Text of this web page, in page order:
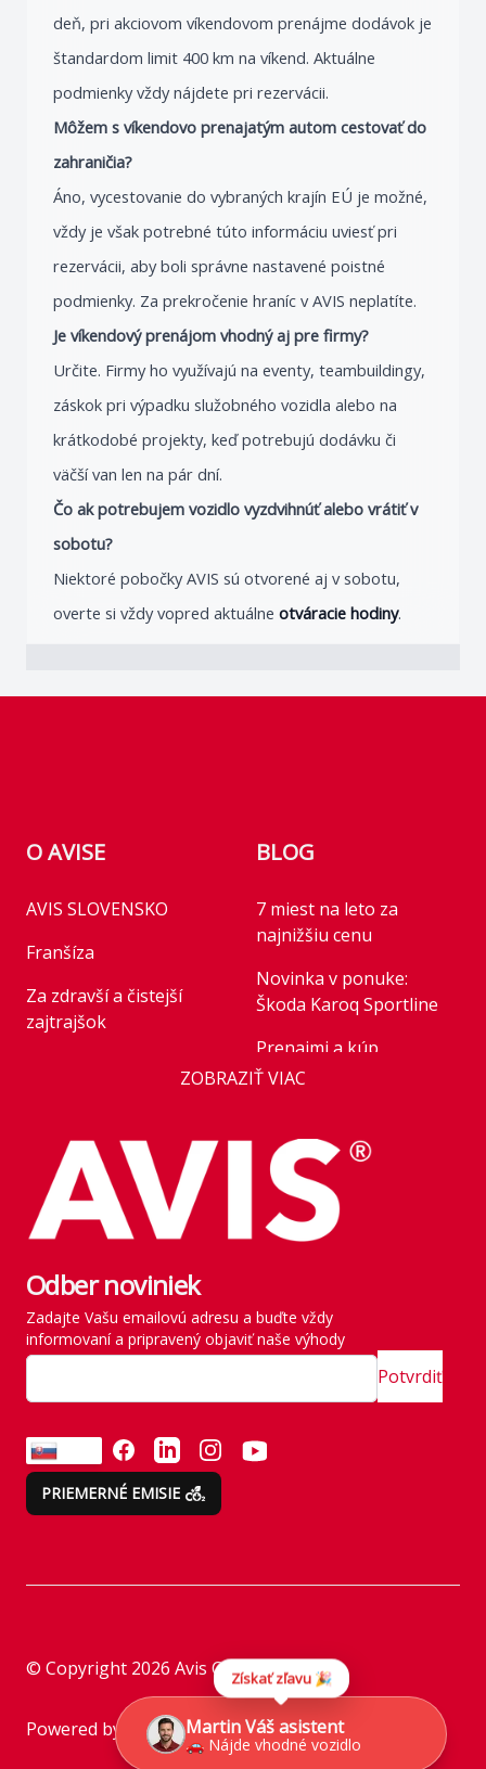
deň, pri akciovom víkendovom prenájme dodávok je
štandardom limit 400 km na víkend. Aktuálne
podmienky vždy nájdete pri rezervácii.
Môžem s víkendovo prenajatým autom cestovať do
zahraničia?
Áno, vycestovanie do vybraných krajín EÚ je možné,
vždy je však potrebné túto informáciu uviesť pri
rezervácii, aby boli správne nastavené poistné
podmienky. Za prekročenie hraníc v AVIS neplatíte.
Je víkendový prenájom vhodný aj pre firmy?
Určite. Firmy ho využívajú na eventy, teambuildingy,
záskok pri výpadku služobného vozidla alebo na
krátkodobé projekty, keď potrebujú dodávku či
väčší van len na pár dní.
Čo ak potrebujem vozidlo vyzdvihnúť alebo vrátiť v
sobotu?
Niektoré pobočky AVIS sú otvorené aj v sobotu,
overte si vždy vopred aktuálne otváracie hodiny.
O AVISE
AVIS SLOVENSKO
Franšíza
Za zdravší a čistejší
zajtrajšok
Kariéra
Franchise
Kľúčoví zamestnanci
História
SITE MAP
BLOG
7 miest na leto za
najnižšiu cenu
Novinka v ponuke:
Škoda Karoq Sportline
Prenajmi a kúp
Novinka v ponuke:
Style Plus
Parkovanie pre rastúce
flotily: nové modely
mobility v roku 2026
Vyzdvihnutie vozidla
Zavádzame vlastné
Odvezte si všetko naraz
Kontrola pred vrátením
ZOBRAZIŤ VIAC
Odber noviniek
Zadajte Vašu emailovú adresu a buďte vždy
informovaní a pripravený objaviť naše výhody
Potvrdiť
FACEBOOKLINKEDININSTAGRAM
YOUTUBE
PRIEMERNÉ EMISIE
© Copyright 2026 Avis Car Rental
Powered by Camasys
Získať zľavu 🎉
Martin Váš asistent
🚗 Nájde vhodné vozidlo